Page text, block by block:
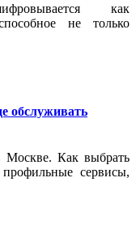
как
не только
обслуживать
Как выбрать
сервисы,